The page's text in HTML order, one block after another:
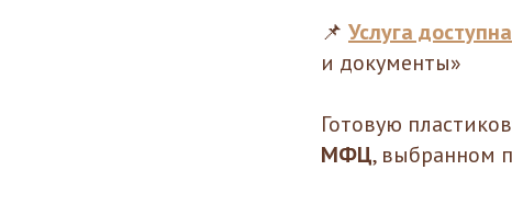
📌 Услуга доступна
и документы»
Готовую
МФЦ, выбранном